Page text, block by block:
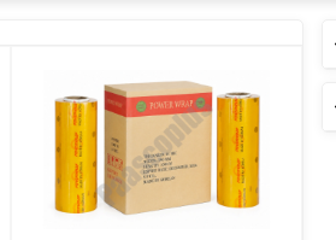
علاقمندی